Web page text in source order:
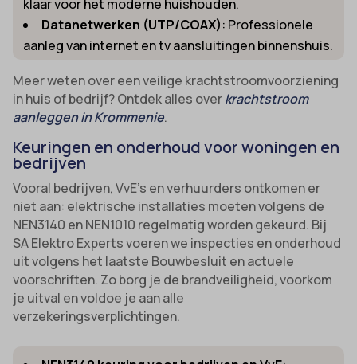
klaar voor het moderne huishouden.
Datanetwerken (UTP/COAX): Professionele
aanleg van internet en tv aansluitingen binnenshuis.
Meer weten over een veilige krachtstroomvoorziening
in huis of bedrijf? Ontdek alles overkrachtstroom
aanleggen in Krommenie.
Keuringen en onderhoud voor woningen en
bedrijven
Vooral bedrijven, VvE’s en verhuurders ontkomen er
niet aan: elektrische installaties moeten volgens de
NEN3140 en NEN1010 regelmatig worden gekeurd. Bij
SA Elektro Experts voeren we inspecties en onderhoud
uit volgens het laatste Bouwbesluit en actuele
voorschriften. Zo borg je de brandveiligheid, voorkom
je uitval en voldoe je aan alle
verzekeringsverplichtingen.